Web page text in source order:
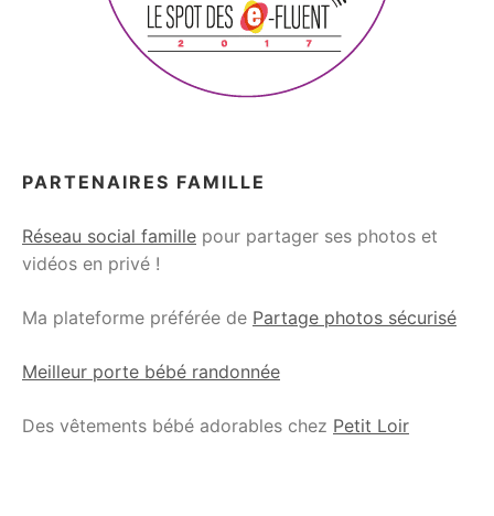
PARTENAIRES FAMILLE
Réseau social famille pour partager ses photos et
vidéos en privé !
Ma plateforme préférée de Partage photos sécurisé
Meilleur porte bébé randonnée
Des vêtements bébé adorables chez Petit Loir